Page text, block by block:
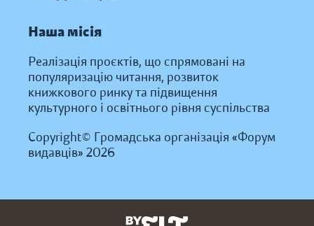
Наша місія
Реалізація проєктів, що спрямовані на
популяризацію читання, розвиток
книжкового ринку та підвищення
культурного і освітнього рівня суспільства
Copyright© Громадська організація «Форум
видавців» 2026